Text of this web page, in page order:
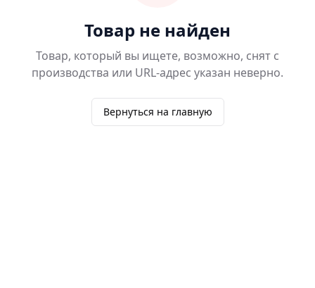
Товар не найден
Товар, который вы ищете, возможно, снят с
производства или URL-адрес указан неверно.
Вернуться на главную